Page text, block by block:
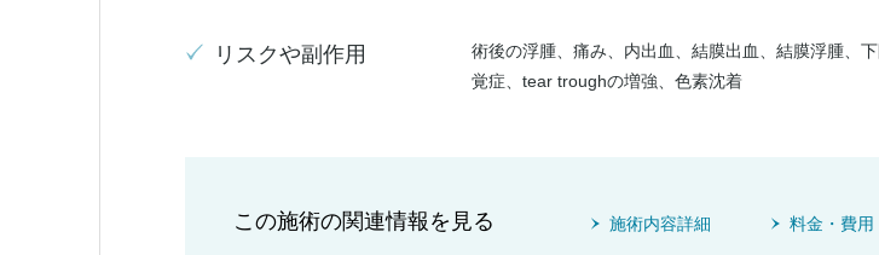
リスクや副作用
術後の浮腫、痛み、内出血、結膜出血、結膜浮腫、
覚症、tear troughの増強、色素沈着
この施術の関連情報を見る 施術内容詳細 料金・費用